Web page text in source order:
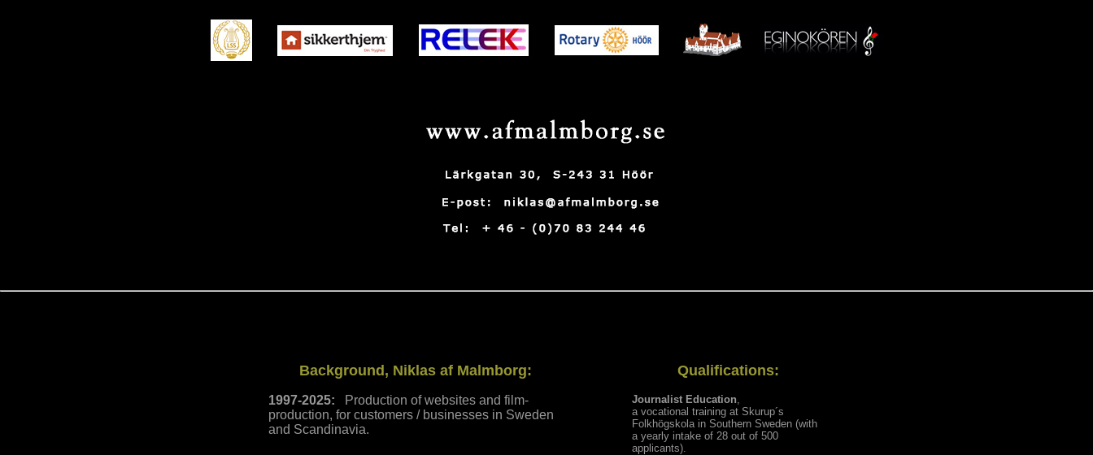
Background, Niklas af Malmborg: Qualifications:
1997-2025: Production of websites and film-
production, for customers / businesses in Sweden
and Scandinavia.
Journalist Education,
a vocational training at Skurup´s
Folkhögskola in Southern Sweden (with
a yearly intake of 28 out of 500
applicants).